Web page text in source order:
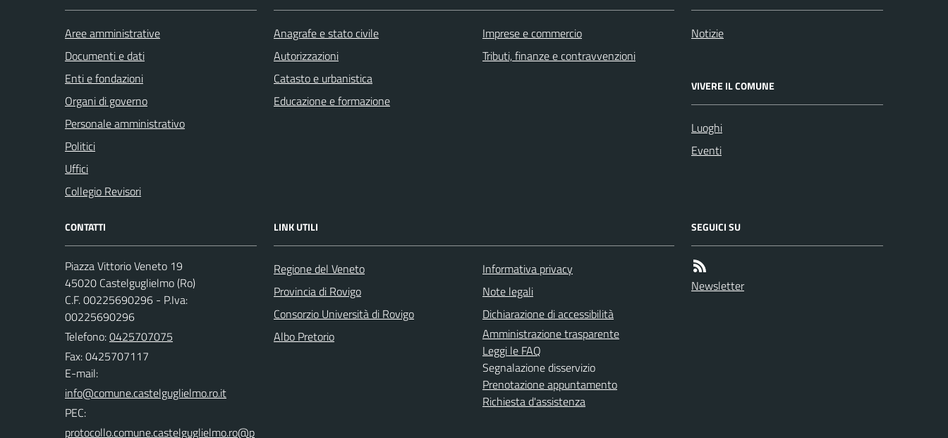
Aree amministrative
Documenti e dati
Enti e fondazioni
Organi di governo
Personale amministrativo
Politici
Uffici
Collegio Revisori
Anagrafe e stato civile
Autorizzazioni
Catasto e urbanistica
Educazione e formazione
Imprese e commercio
Tributi, finanze e contravvenzioni
Notizie
VIVERE IL COMUNE
Luoghi
Eventi
CONTATTI
Piazza Vittorio Veneto 19
45020 Castelguglielmo (Ro)
C.F. 00225690296 - P.Iva:
00225690296
Telefono:0425707075
Fax: 0425707117
E-mail:
PEC:
LINK UTILI
Regione del Veneto
Provincia di Rovigo
Consorzio Università di Rovigo
Albo Pretorio
Informativa privacy
Note legali
Dichiarazione di accessibilità
Amministrazione trasparente
Leggi le FAQ
Segnalazione disservizio
Prenotazione appuntamento
Richiesta d'assistenza
SEGUICI SU
Newsletter